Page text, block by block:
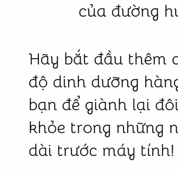
của đường
Hãy bắt đầu thêm
độ dinh dưỡng
bạn để giành lại
khỏe trong những
dài trước máy tính!